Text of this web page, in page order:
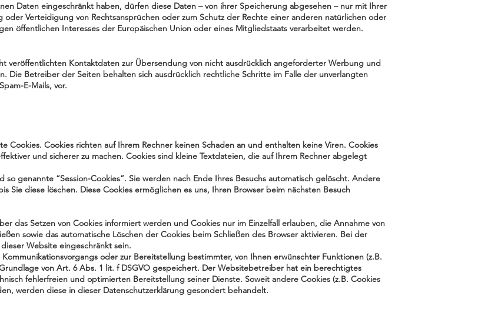
Daten eingeschränkt haben, dürfen diese Daten – von ihrer Speicherung abgesehen – nur mit Ihrer
Verteidigung von Rechtsansprüchen oder zum Schutz der Rechte einer anderen natürlichen oder
öffentlichen Interesses der Europäischen Union oder eines Mitgliedstaats verarbeitet werden.
veröffentlichten Kontaktdaten zur Übersendung von nicht ausdrücklich angeforderter Werbung und
Die Betreiber der Seiten behalten sich ausdrücklich rechtliche Schritte im Falle der unverlangten
E-Mails, vor.
Cookies. Cookies richten auf Ihrem Rechner keinen Schaden an und enthalten keine Viren. Cookies
und sicherer zu machen. Cookies sind kleine Textdateien, die auf Ihrem Rechner abgelegt
genannte “Session-Cookies”. Sie werden nach Ende Ihres Besuchs automatisch gelöscht. Andere
Sie diese löschen. Diese Cookies ermöglichen es uns, Ihren Browser beim nächsten Besuch
das Setzen von Cookies informiert werden und Cookies nur im Einzelfall erlauben, die Annahme von
sowie das automatische Löschen der Cookies beim Schließen des Browser aktivieren. Bei der
Website eingeschränkt sein.
oder zur Bereitstellung bestimmter, von Ihnen erwünschter Funktionen (z.B.
von Art. 6 Abs. 1 lit. f DSGVO gespeichert. Der Websitebetreiber hat ein berechtigtes
fehlerfreien und optimierten Bereitstellung seiner Dienste. Soweit andere Cookies (z.B. Cookies
werden diese in dieser Datenschutzerklärung gesondert behandelt.